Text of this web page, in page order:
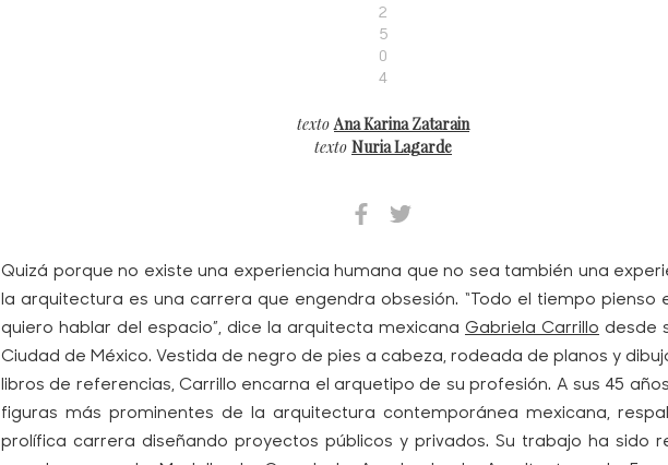
2
5
0
4
textoAna Karina Zatarain
texto Nuria Lagarde
Quizá porque no existe una experiencia humana que no sea también una
la arquitectura es una carrera que engendra obsesión. “Todo el tiempo pienso
quiero hablar del espacio”, dice la arquitecta mexicana Gabriela Carrillo desde
Ciudad de México. Vestida de negro de pies a cabeza, rodeada de planos y
libros de referencias, Carrillo encarna el arquetipo de su profesión. A sus 45
figuras más prominentes de la arquitectura contemporánea mexicana,
prolífica carrera diseñando proyectos públicos y privados. Su trabajo ha sido